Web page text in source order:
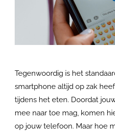
Tegenwoordig is het
smartphone altijd op zak
tijdens het eten. Doordat
mee naar toe mag, komen
op jouw telefoon. Maar hoe